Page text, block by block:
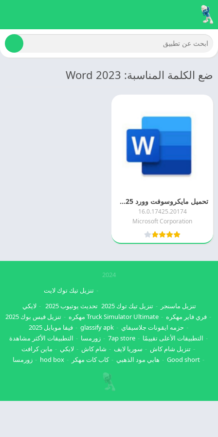
ضع الكلمة المناسبة: Word 2023
تحميل مايكروسوفت وورد 2025 Microsoft Word اخر اصدار
16.0.17425.20174
Microsoft Corporation
2024
تنزيل ماسنجر تنزيل تيك توك 2025
تنزيل تيك توك لايت
تحديث يوتيوب 2025
لايكي
فري فاير مهكره
Truck Simulator Ultimate مهكره
تنزيل فيس بوك 2025
حزمه ايقونات جلاسيفاي
glassify apk
فيفا موبايل 2025
التطبيقات الأعلى تقييمًا
7ap store زورمسا
التطبيقات الأكثر مشاهدة
تنزيل شام كاش
سوريا لايف شام كاش لايكي
ماين كرافت
Good short
هابي مود الذهبي كاب كات مهكر hod box زورمسا